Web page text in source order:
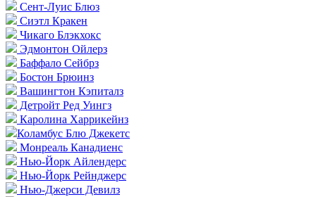
Сент-Луис Блюз
Сиэтл Кракен
Чикаго Блэкхокс
Эдмонтон Ойлерз
Баффало Сейбрз
Бостон Брюинз
Вашингтон Кэпиталз
Детройт Ред Уингз
Каролина Харрикейнз
Коламбус Блю Джекетс
Монреаль Канадиенс
Нью-Йорк Айлендерс
Нью-Йорк Рейнджерс
Нью-Джерси Девилз